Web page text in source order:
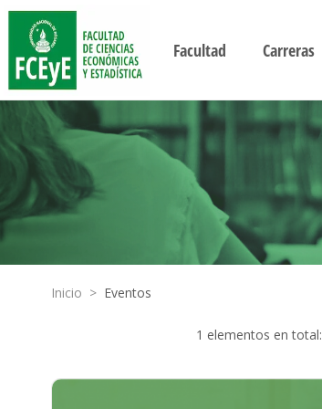
Facultad Carreras
Inicio > Eventos
1 elementos en total: